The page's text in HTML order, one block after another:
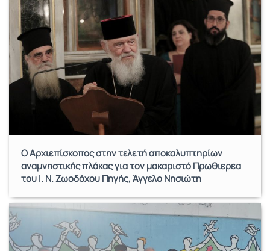
Ο Αρχιεπίσκοπος στην τελετή αποκαλυπτηρίων
αναμνηστικής πλάκας για τον μακαριστό Πρωθιερέα
του Ι. Ν. Ζωοδόχου Πηγής, Άγγελο Νησιώτη